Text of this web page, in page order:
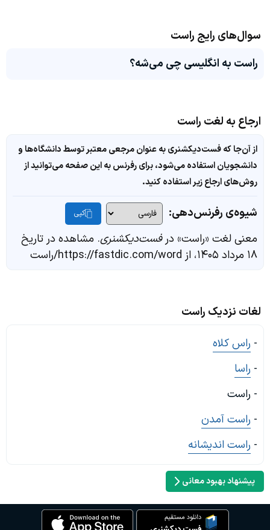
سوال‌های رایج راست
راست به انگلیسی چی می‌شه؟
ارجاع به لغت راست
از آن‌جا که فست‌دیکشنری به عنوان مرجعی معتبر توسط دانشگاه‌ها و
دانشجویان استفاده می‌شود، برای رفرنس به این صفحه می‌توانید از
روش‌های ارجاع زیر استفاده کنید.
شیوه‌ی رفرنس‌دهی: کپی
معنی لغت «راست» درفست‌دیکشنری. مشاهده در تاریخ
۱۸ مرداد ۱۴۰۵، از https://fastdic.com/word/راست
لغات نزدیک راست
- راس کلاه
- راسا
- راست
- راست آمدن
- راست اندیشانه
پیشنهاد بهبود معانی